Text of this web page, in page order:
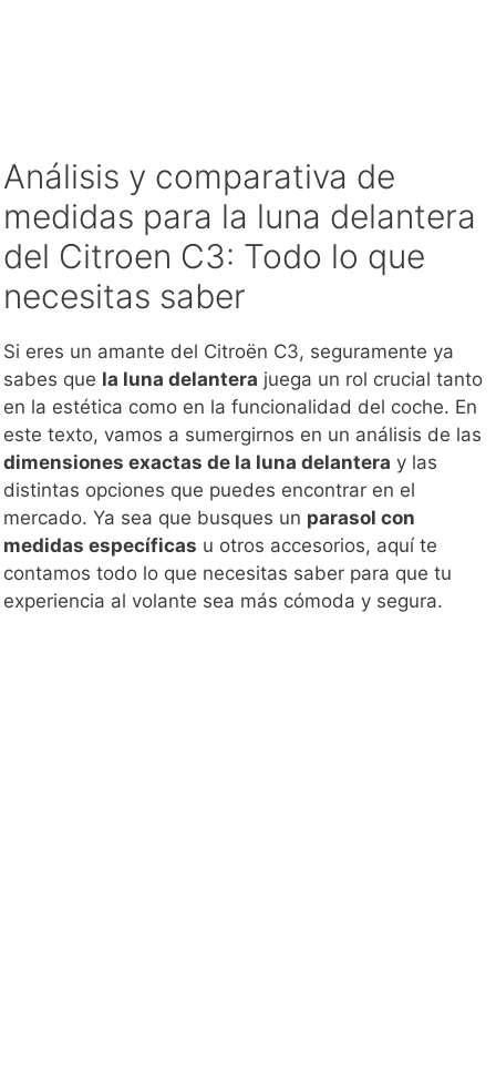
Análisis y comparativa de
medidas para la luna delantera
del Citroen C3: Todo lo que
necesitas saber
Si eres un amante del Citroën C3, seguramente ya
sabes que la luna delantera juega un rol crucial tanto
en la estética como en la funcionalidad del coche. En
este texto, vamos a sumergirnos en un análisis de las
dimensiones exactas de la luna delantera y las
distintas opciones que puedes encontrar en el
mercado. Ya sea que busques un parasol con
medidas específicas u otros accesorios, aquí te
contamos todo lo que necesitas saber para que tu
experiencia al volante sea más cómoda y segura.